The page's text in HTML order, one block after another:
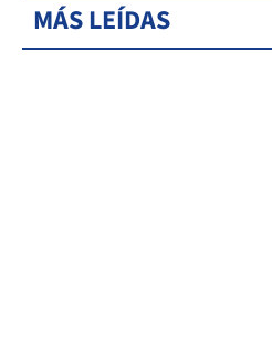
MÁS LEÍDAS